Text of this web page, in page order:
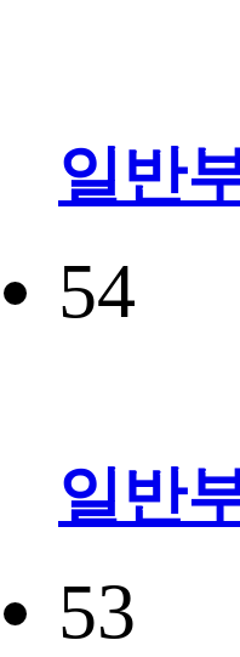
일반
54
일반
53